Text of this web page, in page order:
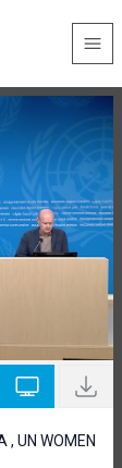
, UN WOMEN